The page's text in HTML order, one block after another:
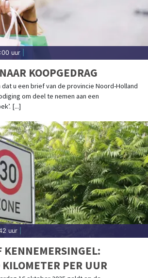
uur
KOOPGEDRAG
dat u een brief van de provincie Noord-Holland
om deel te nemen aan een
[...]
uur
KENNEMERSINGEL:
PER UUR